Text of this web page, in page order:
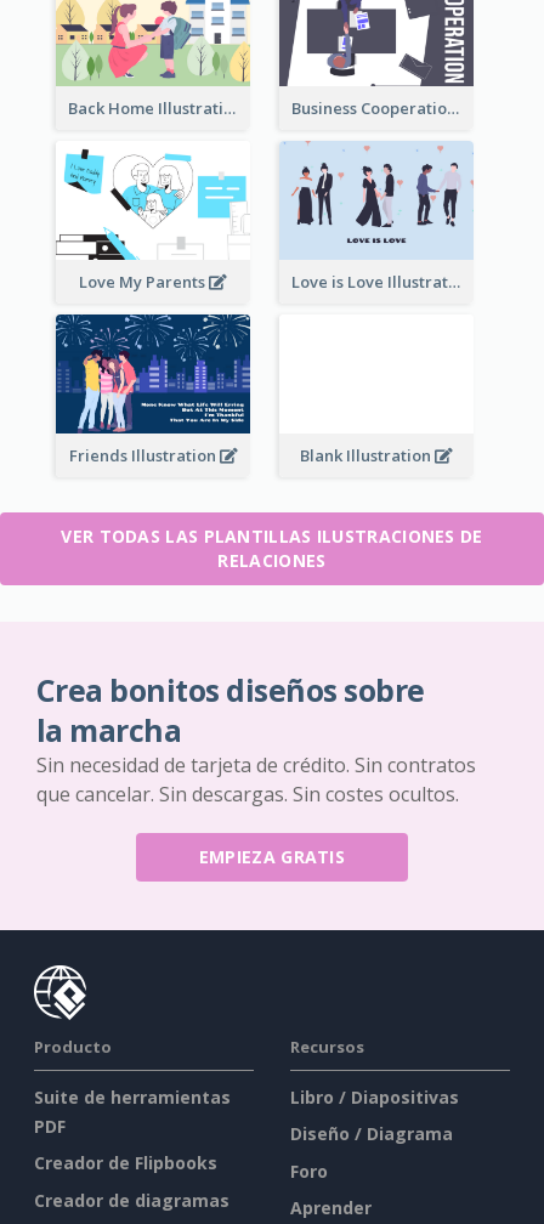
Back Home Illustration Business Cooperation
Love My Parents Love is Love Illustration
Friends Illustration Blank Illustration
VER TODAS LAS PLANTILLAS ILUSTRACIONES DE
RELACIONES
Crea bonitos diseños sobre
la marcha
Sin necesidad de tarjeta de crédito. Sin contratos
que cancelar. Sin descargas. Sin costes ocultos.
EMPIEZA GRATIS
Producto
Suite de herramientas
PDF
Creador de Flipbooks
Creador de diagramas
Recursos
Libro / Diapositivas
Diseño / Diagrama
Foro
Aprender